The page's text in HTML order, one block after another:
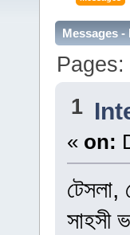
Messages
Pages:
1
« on:
টেসলা,
সাহসী